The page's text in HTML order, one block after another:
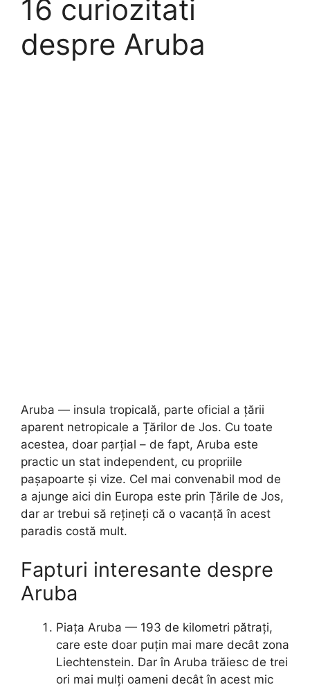
16 curiozitati
despre Aruba
Aruba — insula tropicală, parte oficial a țării
aparent netropicale a Țărilor de Jos. Cu toate
acestea, doar parțial – de fapt, Aruba este
practic un stat independent, cu propriile
pașapoarte și vize. Cel mai convenabil mod de
a ajunge aici din Europa este prin Țările de Jos,
dar ar trebui să rețineți că o vacanță în acest
paradis costă mult.
Fapturi interesante despre
Aruba
Piața Aruba — 193 de kilometri pătrați,
care este doar puțin mai mare decât zona
Liechtenstein. Dar în Aruba trăiesc de trei
ori mai mulți oameni decât în ​​acest mic